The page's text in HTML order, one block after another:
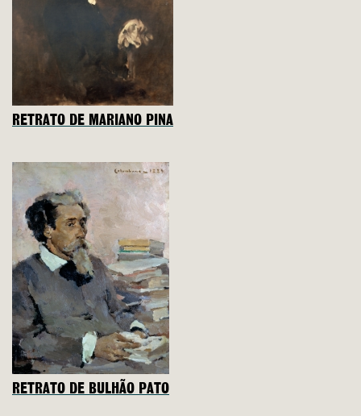
RETRATO DE MARIANO PINA
RETRATO DE BULHÃO PATO